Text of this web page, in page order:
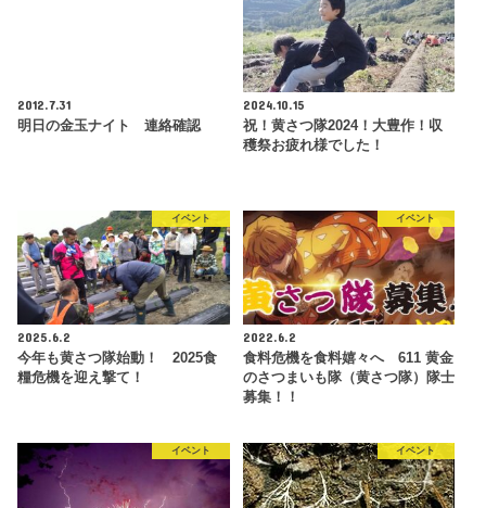
2012.7.31
明日の金玉ナイト 連絡確認
2024.10.15
祝！黄さつ隊2024！大豊作！収
穫祭お疲れ様でした！
イベント
2025.6.2
今年も黄さつ隊始動！ 2025食
糧危機を迎え撃て！
イベント
2022.6.2
食料危機を食料嬉々へ 611 黄金
のさつまいも隊（黄さつ隊）隊士
募集！！
イベント イベント